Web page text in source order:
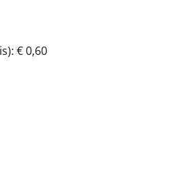
€ 0,60